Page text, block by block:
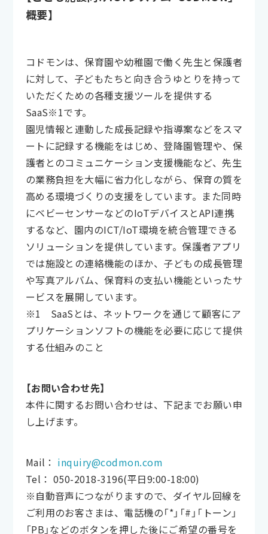
概要】
コドモンは、保育園や幼稚園で働く先生と保護者
に対して、子どもたちと向き合うゆとりを持って
いただくための各種支援ツールを提供する
SaaS※1です。
園児情報と連動した成長記録や指導案などをスマ
ートに記録する機能をはじめ、登降園管理や、保
護者とのコミュニケーション支援機能など、先生
の業務負担を大幅に省力化しながら、保育の質を
高める環境づくりの支援をしています。また同時
にベビーセンサーなどのIoTデバイスとAPI連携
するなど、園内のICT/IoT環境を統合管理できる
ソリューションを提供しています。保護者アプリ
では施設との連絡機能のほか、子どもの成長管理
や写真アルバム、保育料の支払い機能といったサ
ービスを展開しています。
※1 SaaSとは、ネットワークを通じて顧客にア
プリケーションソフトの機能を必要に応じて提供
する仕組みのこと
【お問い合わせ先】
本件に関するお問い合わせは、下記までお願い申
し上げます。
Mail： inquiry@codmon.com
Tel： 050-2018-3196(平日9:00-18:00)
※自動音声につながりますので、ダイヤル回線を
ご利用のお客さまは、電話機の「*」「#」「トーン」
「PB」などのボタンを押した後にご希望の番号を